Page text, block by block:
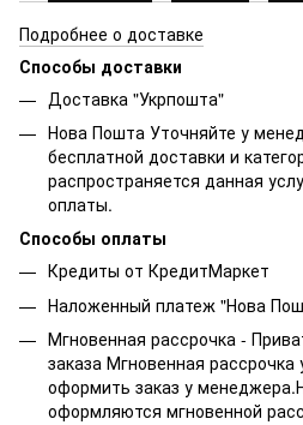
Подробнее о доставке
Способы доставки
Доставка "Укрпошта"
Нова Пошта Уточняйте у
бесплатной доставки и
распространяется данная
оплаты.
Способы оплаты
Кредиты от КредитМаркет
Наложенный платеж "Нова
Мгновенная рассрочка -
заказа Мгновенная
оформить заказ у
оформляются мгновенной